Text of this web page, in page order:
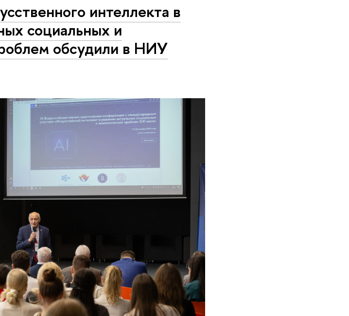
интеллекта в
социальных и
обсудили в НИУ